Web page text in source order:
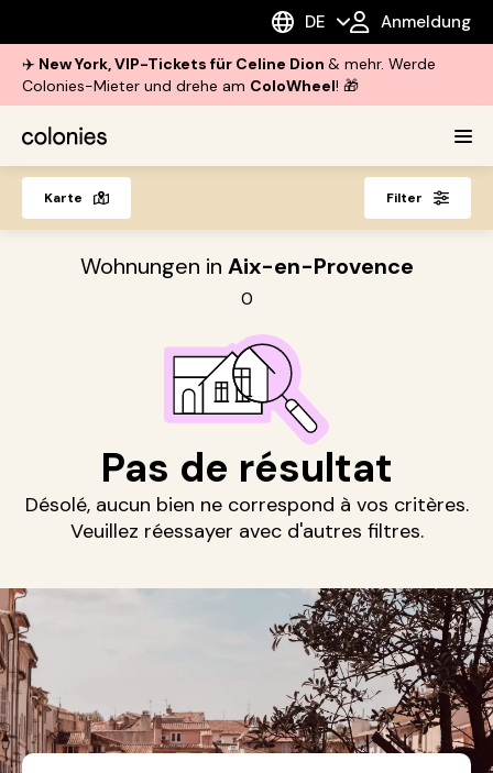
DE Anmeldung
✈️ New York, VIP-Tickets für Celine Dion & mehr. Werde
Colonies-Mieter und drehe am ColoWheel! 🎁
Karte Filter
Wohnungen in Aix-en-Provence
0
Pas de résultat
Désolé, aucun bien ne correspond à vos critères.
Veuillez réessayer avec d'autres filtres.